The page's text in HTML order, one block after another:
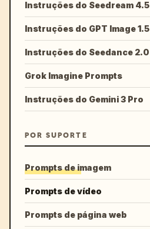
Instruções do Seedream 4.5
Instruções do GPT Image 1.5
Instruções do Seedance 2.0
Grok Imagine Prompts
Instruções do Gemini 3 Pro
POR SUPORTE
Prompts de imagem
Prompts de vídeo
Prompts de página web